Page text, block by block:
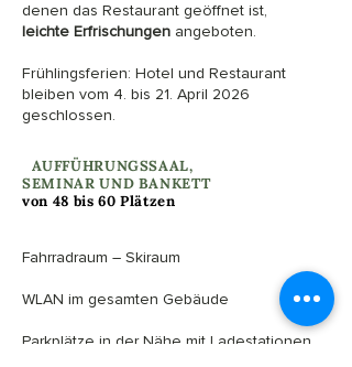
denen das Restaurant geöffnet ist,
leichte Erfrischungen angeboten.
Frühlingsferien: Hotel und Restaurant
bleiben vom 4. bis 21. April 2026
geschlossen.
AUFFÜHRUNGSSAAL,
SEMINAR UND BANKETT
von 48 bis 60 Plätzen
Fahrradraum – Skiraum
​​WLAN im gesamten Gebäude
​Parkplätze in der Nähe mit Ladestationen